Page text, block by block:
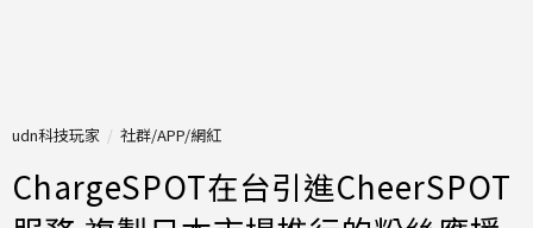
udn科技玩家 社群/APP/網紅
ChargeSPOT在台引進CheerSPOT